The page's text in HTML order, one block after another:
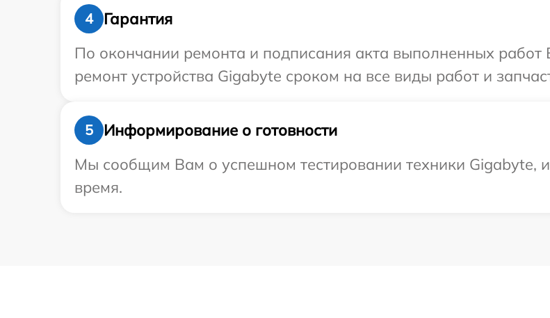
4
Гарантия
По окончании ремонта и подписания акта выполненных
ремонт устройства Gigabyte сроком на все виды работ и
5
Информирование о готовности
Мы сообщим Вам о успешном тестировании техники Gigabyte,
время.